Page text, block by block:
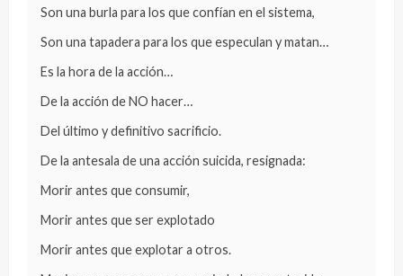
Son una burla para los que confían en el sistema,
Son una tapadera para los que especulan y matan…
Es la hora de la acción…
De la acción de NO hacer…
Del último y definitivo sacrificio.
De la antesala de una acción suicida, resignada:
Morir antes que consumir,
Morir antes que ser explotado
Morir antes que explotar a otros.